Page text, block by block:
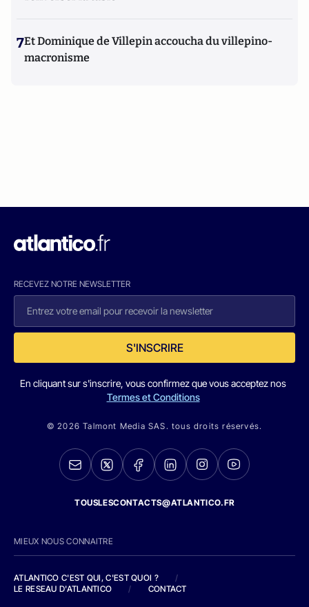
7Et Dominique de Villepin accoucha du villepino-
macronisme
RECEVEZ NOTRE NEWSLETTER
S'INSCRIRE
En cliquant sur s'inscrire, vous confirmez que vous acceptez nos
Termes et Conditions
© 2026 Talmont Media SAS. tous droits réservés.
TOUSLESCONTACTS@ATLANTICO.FR
MIEUX NOUS CONNAITRE
ATLANTICO C'EST QUI, C'EST QUOI ?
/
LE RESEAU D'ATLANTICO
/ CONTACT